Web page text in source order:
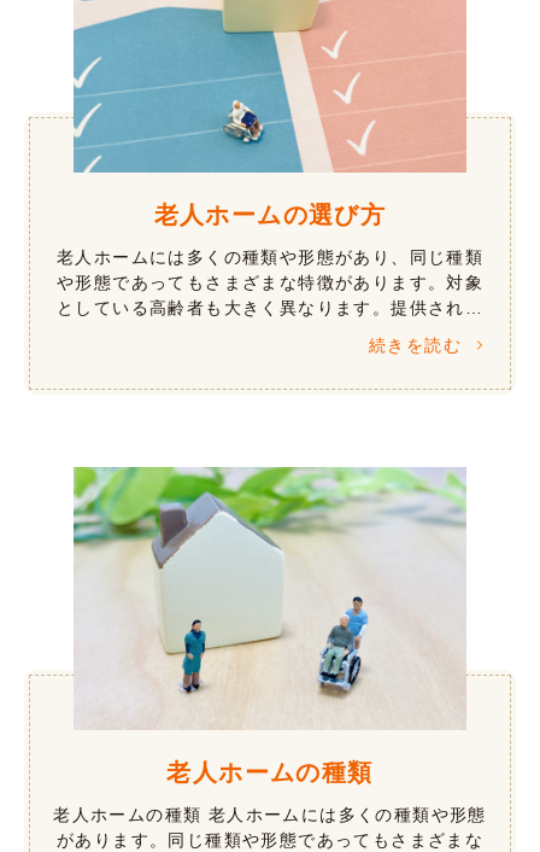
老人ホームの選び方
老人ホームには多くの種類や形態があり、同じ種類
や形態であってもさまざまな特徴があります。対象
としている高齢者も大きく異なります。提供される
サービスは、介護などの生活支援や心理療法などの
認知症ケア、リハビリテーションや医療 […]
続きを読む
老人ホームの種類
老人ホームの種類 老人ホームには多くの種類や形態
があります。同じ種類や形態であってもさまざまな